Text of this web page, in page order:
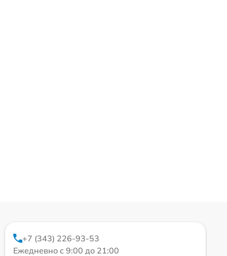
+7 (343) 226-93-53
Ежедневно с 9:00 до 21:00